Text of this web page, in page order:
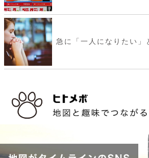
急に「一人になりたい」